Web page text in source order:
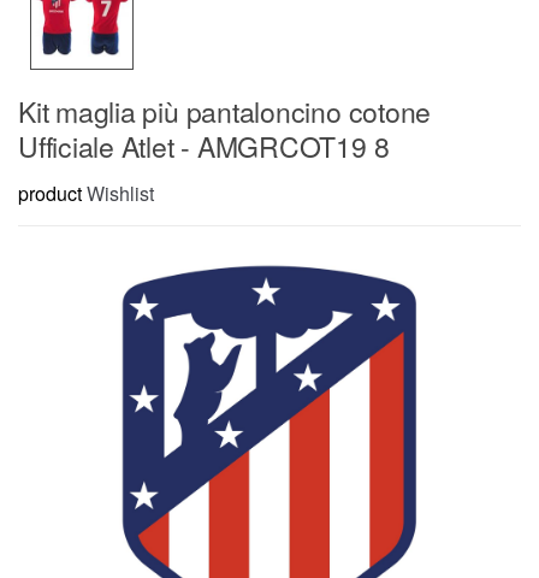
Kit maglia più pantaloncino cotone
Ufficiale Atlet - AMGRCOT19 8
productWishlist